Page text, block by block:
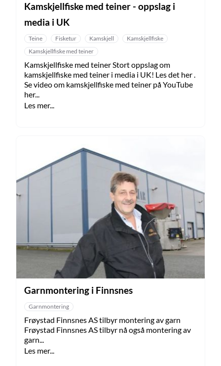
Kamskjellfiske med teiner - oppslag i
media i UK
Teine Fisketur Kamskjell
Kamskjellfiske
Kamskjellfiske med teiner
Kamskjellfiske med teiner Stort oppslag om
kamskjellfiske med teiner i media i UK! Les det her .
Se video om kamskjellfiske med teiner på YouTube
her...
Les mer...
Garnmontering i Finnsnes
Garnmontering
Frøystad Finnsnes AS tilbyr montering av garn
Frøystad Finnsnes AS tilbyr nå også montering av
garn...
Les mer...